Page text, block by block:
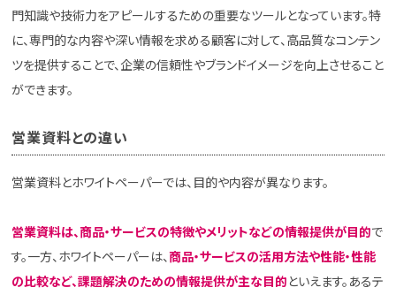
門知識や技術力をアピールするための重要なツールとなっています。特
に、専門的な内容や深い情報を求める顧客に対して、高品質なコンテン
ツを提供することで、企業の信頼性やブランドイメージを向上させること
ができます。
営業資料との違い
営業資料とホワイトペーパーでは、目的や内容が異なります。
営業資料は、商品・サービスの特徴やメリットなどの情報提供が目的で
す。一方、ホワイトペーパーは、商品・サービスの活用方法や性能・性能
の比較など、課題解決のための情報提供が主な目的 といえます。あるテ